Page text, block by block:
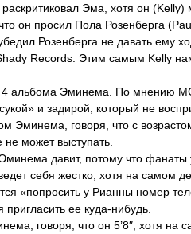
Эма, хотя он (Kelly)
он просил Пола Розенберга
Розенберга не давать
Records. Этим самым Kelly
4 альбома Эминема. По мнению
и задирой, который не
Эминема, говоря, что с
не может выступать.
давит, потому что фанаты
себя жестко, хотя на самом
«попросить у Рианны номер
пригласить ее куда-нибудь.
говоря, что он 5’8″, хотя на